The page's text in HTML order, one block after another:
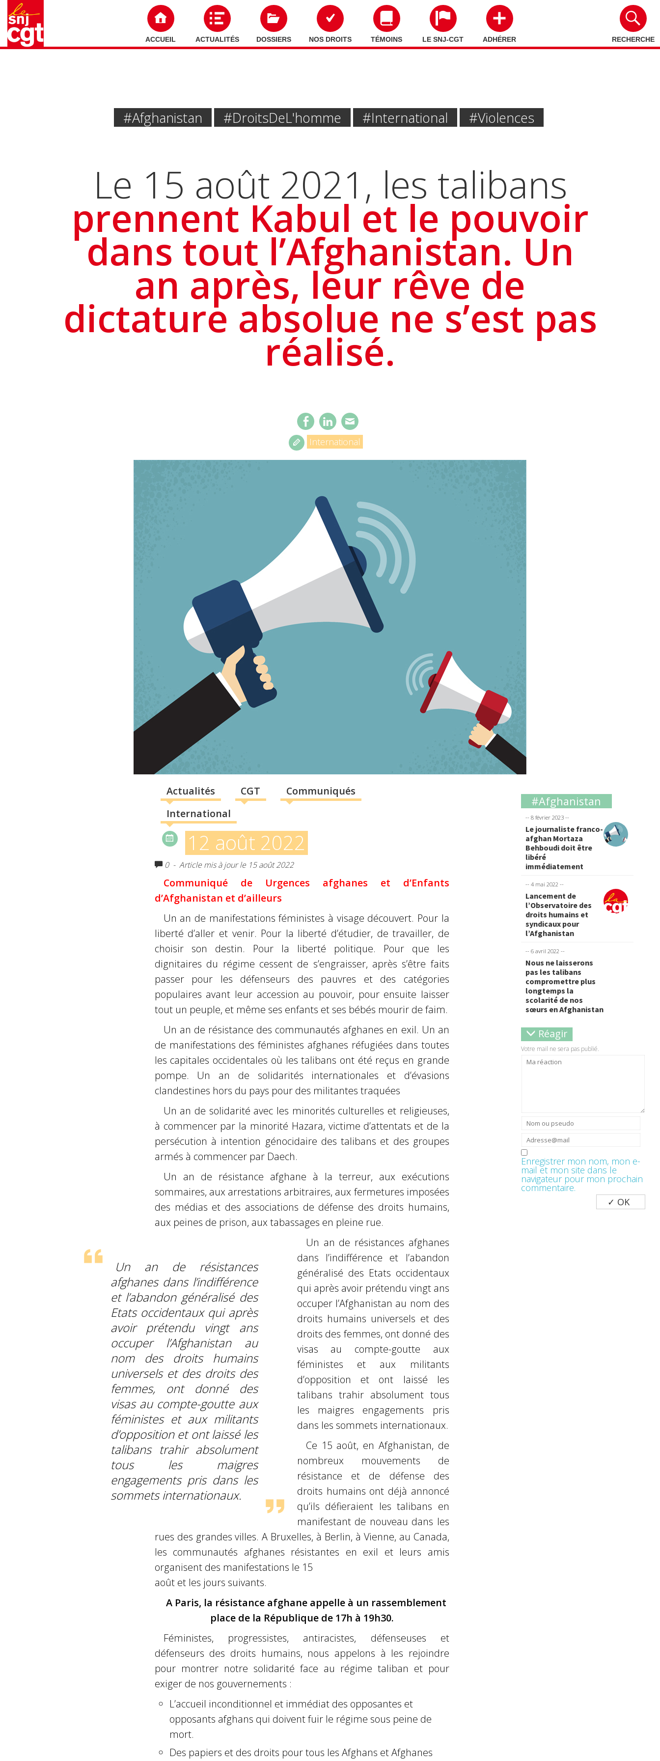
ACCUEIL ACTUALITÉS DOSSIERS NOS DROITS TÉMOINS LE SNJ-CGT ADHÉRER RECHERCHE
#Afghanistan #Droits De L'homme #International #violences
Le 15 août 2021, les talibans
prennent Kabul et le pouvoir
dans tout l’Afghanistan. Un
an après, leur rêve de
dictature absolue ne s’est pas
réalisé.
International
Actualités CGT
Communiqués
International
12 août 2022
0 - Article mis à jour le 15 août 2022
Communiqué de Urgences afghanes et d’Enfants
d’Afghanistan et d’ailleurs
Un an de manifestations féministes à visage découvert. Pour la
liberté d’aller et venir. Pour la liberté d’étudier, de travailler, de
choisir son destin. Pour la liberté politique. Pour que les
dignitaires du régime cessent de s’engraisser, après s’être faits
passer pour les défenseurs des pauvres et des catégories
populaires avant leur accession au pouvoir, pour ensuite laisser
tout un peuple, et même ses enfants et ses bébés mourir de faim.
Un an de résistance des communautés afghanes en exil. Un an
de manifestations des féministes afghanes réfugiées dans toutes
les capitales occidentales où les talibans ont été reçus en grande
pompe. Un an de solidarités internationales et d’évasions
clandestines hors du pays pour des militantes traquées
Un an de solidarité avec les minorités culturelles et religieuses,
à commencer par la minorité Hazara, victime d’attentats et de la
persécution à intention génocidaire des talibans et des groupes
armés à commencer par Daech.
Un an de résistance afghane à la terreur, aux exécutions
sommaires, aux arrestations arbitraires, aux fermetures imposées
des médias et des associations de défense des droits humains,
aux peines de prison, aux tabassages en pleine rue.
Un an de résistances
afghanes dans l’indifférence
et l’abandon généralisé des
Etats occidentaux qui après
avoir prétendu vingt ans
occuper l’Afghanistan au
nom des droits humains
universels et des droits des
femmes, ont donné des
visas au compte-goutte aux
féministes et aux militants
d’opposition et ont laissé les
talibans trahir absolument
tous les maigres
engagements pris dans les
sommets internationaux.
Un an de résistances afghanes
dans l’indifférence et l’abandon
généralisé des Etats occidentaux
qui après avoir prétendu vingt ans
occuper l’Afghanistan au nom des
droits humains universels et des
droits des femmes, ont donné des
visas au compte-goutte aux
féministes et aux militants
d’opposition et ont laissé les
talibans trahir absolument tous
les maigres engagements pris
dans les sommets internationaux.
Ce 15 août, en Afghanistan, de
nombreux mouvements de
résistance et de défense des
droits humains ont déjà annoncé
qu’ils défieraient les talibans en
manifestant de nouveau dans les
rues des grandes villes. A Bruxelles, à Berlin, à Vienne, au Canada,
les communautés afghanes résistantes en exil et leurs amis
organisent des manifestations le 15
août et les jours suivants.
A Paris, la résistance afghane appelle à un rassemblement
place de la République de 17h à 19h30.
Féministes, progressistes, antiracistes, défenseuses et
défenseurs des droits humains, nous appelons à les rejoindre
pour montrer notre solidarité face au régime taliban et pour
exiger de nos gouvernements :
L’accueil inconditionnel et immédiat des opposantes et
opposants afghans qui doivent fuir le régime sous peine de
mort.
Des papiers et des droits pour tous les Afghans et Afghanes
#Afghanistan
-- 8 février 2023 --
Le journaliste franco-
afghan Mortaza
Behboudi doit être
libéré
immédiatement
-- 4 mai 2022 --
Lancement de
l’Observatoire des
droits humains et
syndicaux pour
l’Afghanistan
-- 6 avril 2022 --
Nous ne laisserons
pas les talibans
compromettre plus
longtemps la
scolarité de nos
sœurs en Afghanistan
Réagir
Votre mail ne sera pas publié.
Enregistrer mon nom, mon e-
mail et mon site dans le
navigateur pour mon prochain
commentaire.